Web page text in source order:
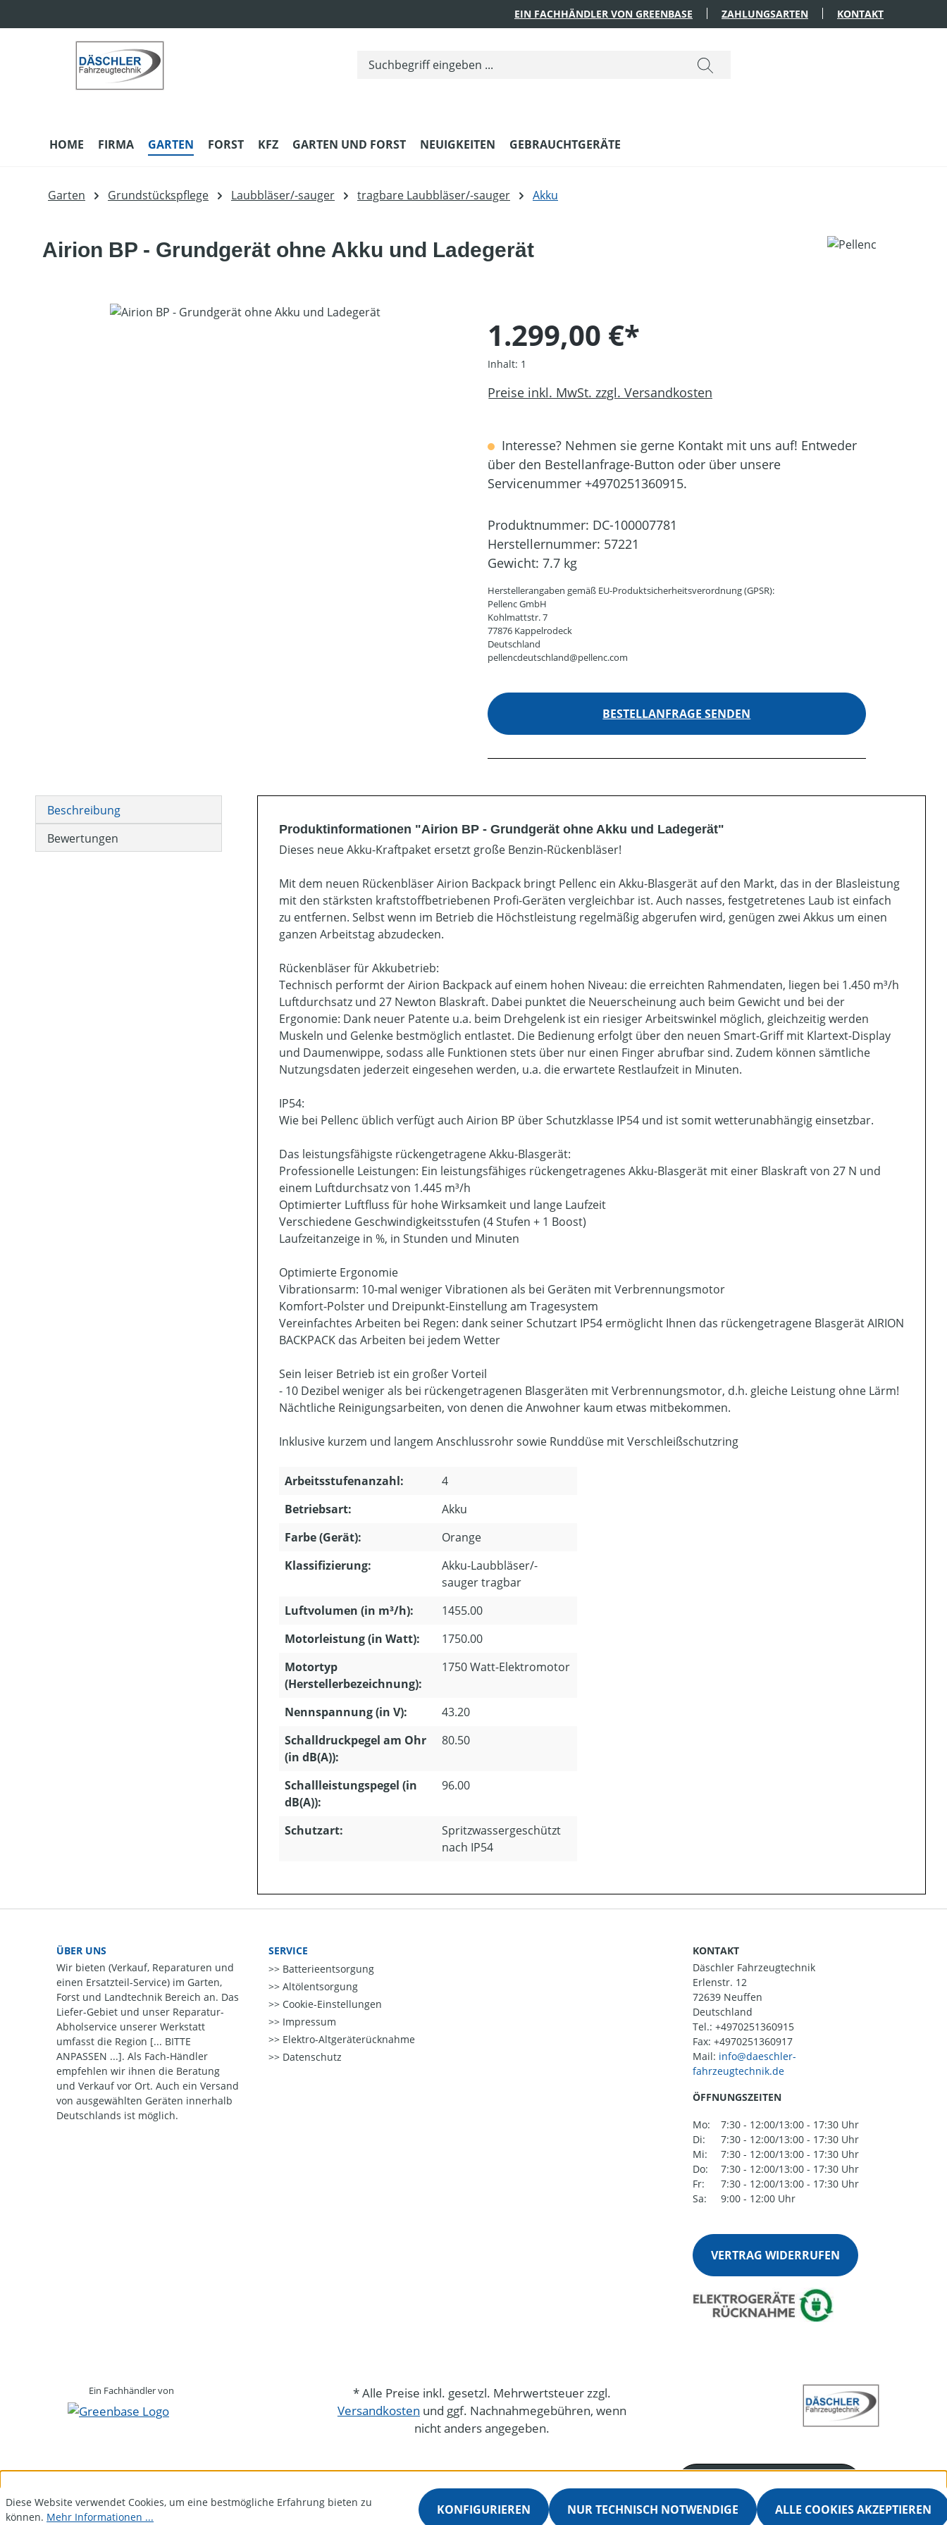
EIN FACHHÄNDLER VON GREENBASE ZAHLUNGSARTEN KONTAKT
HOME FIRMA GARTEN FORST KFZ GARTEN UND FORST NEUIGKEITEN GEBRAUCHTGERÄTE
Garten Grundstückspflege Laubbläser/-sauger tragbare Laubbläser/-sauger Akku
Airion BP - Grundgerät ohne Akku und Ladegerät
Bildergalerie überspringen
1.299,00 €*
Inhalt: 1
Preise inkl. MwSt. zzgl. Versandkosten
Interesse? Nehmen sie gerne Kontakt mit uns auf! Entweder
über den Bestellanfrage-Button oder über unsere
Servicenummer +4970251360915.
Produktnummer: DC-100007781
Herstellernummer: 57221
Gewicht: 7.7 kg
Herstellerangaben gemäß EU-Produktsicherheitsverordnung (GPSR):
Pellenc GmbH
Kohlmattstr. 7
77876 Kappelrodeck
Deutschland
pellencdeutschland@pellenc.com
BESTELLANFRAGE SENDEN
Beschreibung
Bewertungen
Produktinformationen "Airion BP - Grundgerät ohne Akku und Ladegerät"
Dieses neue Akku-Kraftpaket ersetzt große Benzin-Rückenbläser!
Mit dem neuen Rückenbläser Airion Backpack bringt Pellenc ein Akku-Blasgerät auf den Markt, das in der Blasleistung
mit den stärksten kraftstoffbetriebenen Profi-Geräten vergleichbar ist. Auch nasses, festgetretenes Laub ist einfach
zu entfernen. Selbst wenn im Betrieb die Höchstleistung regelmäßig abgerufen wird, genügen zwei Akkus um einen
ganzen Arbeitstag abzudecken.
Rückenbläser für Akkubetrieb:
Technisch performt der Airion Backpack auf einem hohen Niveau: die erreichten Rahmendaten, liegen bei 1.450 m³/h
Luftdurchsatz und 27 Newton Blaskraft. Dabei punktet die Neuerscheinung auch beim Gewicht und bei der
Ergonomie: Dank neuer Patente u.a. beim Drehgelenk ist ein riesiger Arbeitswinkel möglich, gleichzeitig werden
Muskeln und Gelenke bestmöglich entlastet. Die Bedienung erfolgt über den neuen Smart-Griff mit Klartext-Display
und Daumenwippe, sodass alle Funktionen stets über nur einen Finger abrufbar sind. Zudem können sämtliche
Nutzungsdaten jederzeit eingesehen werden, u.a. die erwartete Restlaufzeit in Minuten.
IP54:
Wie bei Pellenc üblich verfügt auch Airion BP über Schutzklasse IP54 und ist somit wetterunabhängig einsetzbar.
Das leistungsfähigste rückengetragene Akku-Blasgerät:
Professionelle Leistungen: Ein leistungsfähiges rückengetragenes Akku-Blasgerät mit einer Blaskraft von 27 N und
einem Luftdurchsatz von 1.445 m³/h
Optimierter Luftfluss für hohe Wirksamkeit und lange Laufzeit
Verschiedene Geschwindigkeitsstufen (4 Stufen + 1 Boost)
Laufzeitanzeige in %, in Stunden und Minuten
Optimierte Ergonomie
Vibrationsarm: 10-mal weniger Vibrationen als bei Geräten mit Verbrennungsmotor
Komfort-Polster und Dreipunkt-Einstellung am Tragesystem
Vereinfachtes Arbeiten bei Regen: dank seiner Schutzart IP54 ermöglicht Ihnen das rückengetragene Blasgerät AIRION
BACKPACK das Arbeiten bei jedem Wetter
Sein leiser Betrieb ist ein großer Vorteil
- 10 Dezibel weniger als bei rückengetragenen Blasgeräten mit Verbrennungsmotor, d.h. gleiche Leistung ohne Lärm!
Nächtliche Reinigungsarbeiten, von denen die Anwohner kaum etwas mitbekommen.
Inklusive kurzem und langem Anschlussrohr sowie Runddüse mit Verschleißschutzring
Arbeitsstufenanzahl:
4
Betriebsart:
Akku
Farbe (Gerät):
Orange
Klassifizierung:
Akku-Laubbläser/-
sauger tragbar
Luftvolumen (in m³/h):
1455.00
Motorleistung (in Watt):
1750.00
Motortyp
(Herstellerbezeichnung):
1750 Watt-Elektromotor
Nennspannung (in V):
43.20
Schalldruckpegel am Ohr
(in dB(A)):
80.50
Schallleistungspegel (in
dB(A)):
96.00
Schutzart:
Spritzwassergeschützt
nach IP54
ÜBER UNS
Wir bieten (Verkauf, Reparaturen und
einen Ersatzteil-Service) im Garten,
Forst und Landtechnik Bereich an. Das
Liefer-Gebiet und unser Reparatur-
Abholservice unserer Werkstatt
umfasst die Region [... BITTE
ANPASSEN ...]. Als Fach-Händler
empfehlen wir ihnen die Beratung
und Verkauf vor Ort. Auch ein Versand
von ausgewählten Geräten innerhalb
Deutschlands ist möglich.
SERVICE
Batterieentsorgung
Altölentsorgung
Cookie-Einstellungen
Impressum
Elektro-Altgeräterücknahme
Datenschutz
KONTAKT
Däschler Fahrzeugtechnik
Erlenstr. 12
72639 Neuffen
Deutschland
Tel.: +4970251360915
Fax: +4970251360917
Mail:
ÖFFNUNGSZEITEN
Mo:
7:30 - 12:00/13:00 - 17:30 Uhr
Di:
7:30 - 12:00/13:00 - 17:30 Uhr
Mi:
7:30 - 12:00/13:00 - 17:30 Uhr
Do:
7:30 - 12:00/13:00 - 17:30 Uhr
Fr:
7:30 - 12:00/13:00 - 17:30 Uhr
Sa:
9:00 - 12:00 Uhr
VERTRAG WIDERRUFEN
Ein Fachhändler von
* Alle Preise inkl. gesetzl. Mehrwertsteuer zzgl.
Versandkosten und ggf. Nachnahmegebühren, wenn
nicht anders angegeben.
+4970251360915
Servicezeiten
Diese Website verwendet Cookies, um eine bestmögliche Erfahrung bieten zu
können. Mehr Informationen ... NUR TECHNISCH NOTWENDIGE
KONFIGURIEREN ALLE COOKIES AKZEPTIEREN